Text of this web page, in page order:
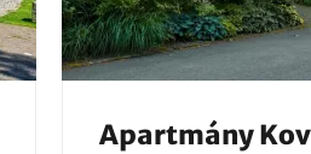
Apartmány